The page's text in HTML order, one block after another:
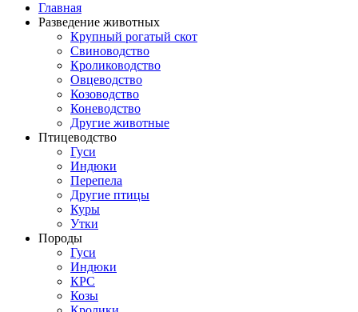
Главная
Разведение животных
Крупный рогатый скот
Свиноводство
Кролиководство
Овцеводство
Козоводство
Коневодство
Другие животные
Птицеводство
Гуси
Индюки
Перепела
Другие птицы
Куры
Утки
Породы
Гуси
Индюки
КРС
Козы